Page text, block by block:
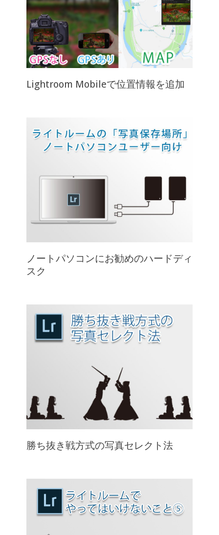
Lightroom Mobileで位置情報を追加
ノートパソコンにお勧めのハードディ
スク
勝ち抜き戦方式の写真セレクト法